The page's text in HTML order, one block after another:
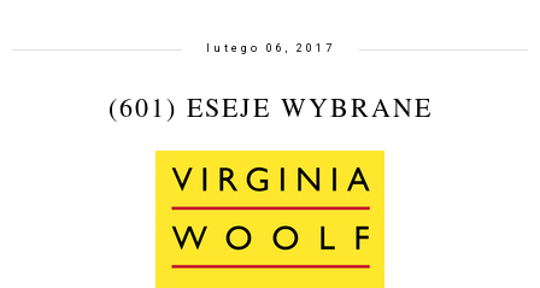
lutego 06, 2017
(601) ESEJE WYBRANE